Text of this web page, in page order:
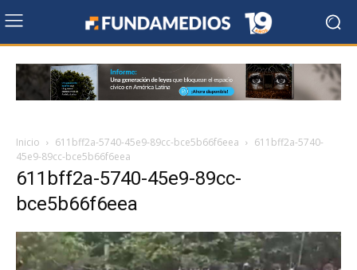
Inicio 611bff2a-5740-45e9-89cc-bce5b66f6eea
611bff2a-5740-
45e9-89cc-bce5b66f6eea
611bff2a-5740-45e9-89cc-
bce5b66f6eea